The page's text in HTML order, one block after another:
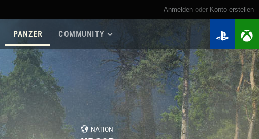
Anmelden oder Konto erstellen
PANZER COMMUNITY
Roadmap 2026
Spielanleitungen
Spieler suchen
Meine Statistiken
Kriegskassen
RegimenterNATION